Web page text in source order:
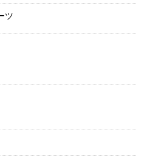
ツ